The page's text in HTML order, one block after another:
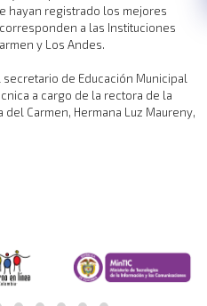
hayan registrado los mejores
a las Instituciones
y Los Andes.
de Educación Municipal
a cargo de la rectora de la
Carmen, Hermana Luz Maureny,